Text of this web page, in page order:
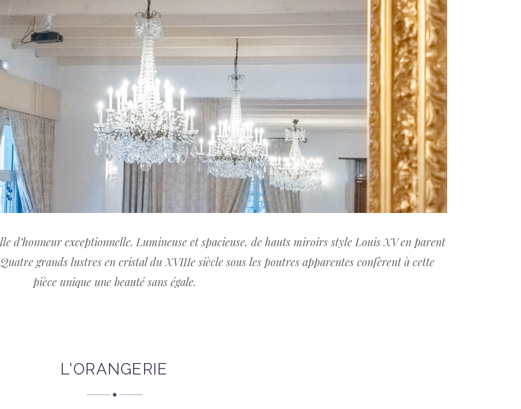
d’honneur exceptionnelle. Lumineuse et spacieuse, de hauts miroirs style Louis XV en parent
grands lustres en cristal du XVIIIe siècle sous les poutres apparentes confèrent à cette
pièce unique une beauté sans égale.
L'ORANGERIE